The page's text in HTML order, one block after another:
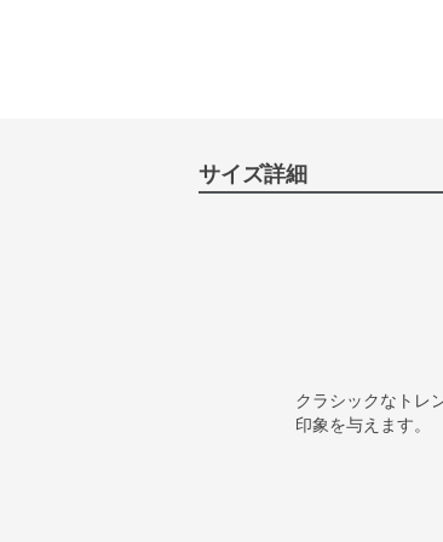
サイズ詳細
クラシックなトレ
印象を与えます。